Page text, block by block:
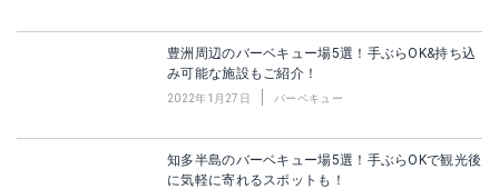
豊洲周辺のバーベキュー場5選！手ぶらOK&持ち込
み可能な施設もご紹介！
2022年1月27日 バーベキュー
知多半島のバーベキュー場5選！手ぶらOKで観光後
に気軽に寄れるスポットも！